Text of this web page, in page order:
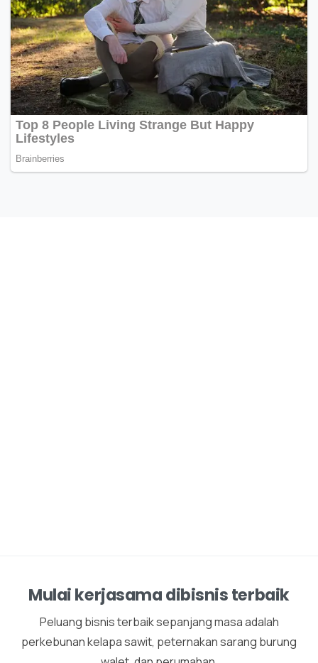
Mulai kerjasama dibisnis terbaik
Peluang bisnis terbaik sepanjang masa adalah
perkebunan kelapa sawit, peternakan sarang burung